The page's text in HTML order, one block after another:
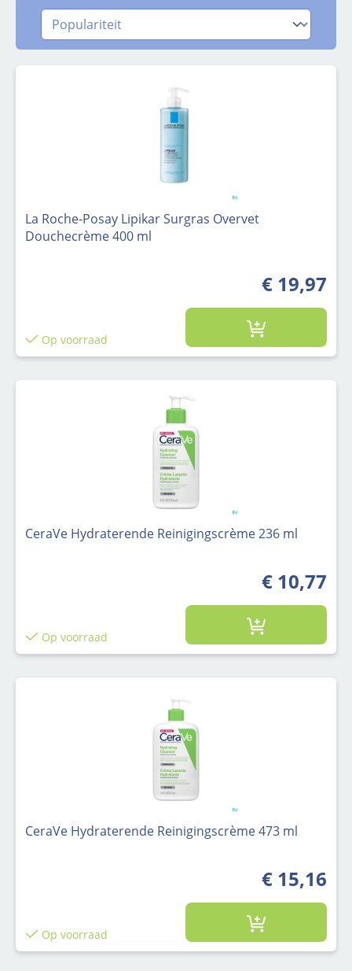
La Roche-Posay Lipikar Surgras Overvet
Douchecrème 400 ml
€ 19,97
Op voorraad
CeraVe Hydraterende Reinigingscrème 236 ml
€ 10,77
Op voorraad
CeraVe Hydraterende Reinigingscrème 473 ml
€ 15,16
Op voorraad